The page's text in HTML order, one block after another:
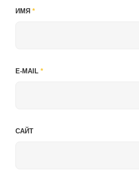
ИМЯ *
E-MAIL *
САЙТ